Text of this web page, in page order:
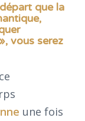
que la
vous serez
une fois